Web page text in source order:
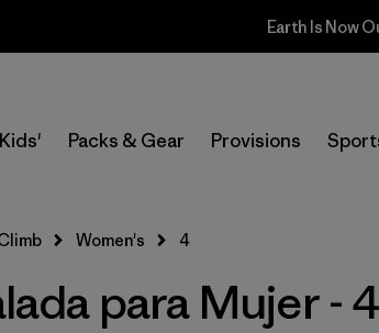
Earth Is Now
Kids' Packs & Gear Provisions
Selecciona una tienda
Filtrar por
Price
Filtrar por
Size
Women's 4
para Mujer - 4